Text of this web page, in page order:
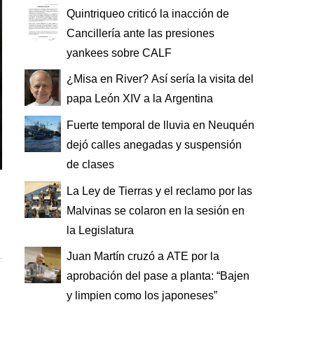
Quintriqueo criticó la inacción de
Cancillería ante las presiones
yankees sobre CALF
¿Misa en River? Así sería la visita del
papa León XIV a la Argentina
Fuerte temporal de lluvia en Neuquén
dejó calles anegadas y suspensión
de clases
La Ley de Tierras y el reclamo por las
Malvinas se colaron en la sesión en
la Legislatura
Juan Martín cruzó a ATE por la
aprobación del pase a planta: “Bajen
y limpien como los japoneses”